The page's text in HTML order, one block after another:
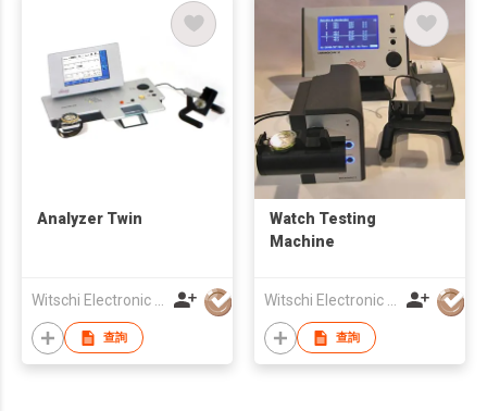
Analyzer Twin
查詢
Watch Testing
Machine
查詢